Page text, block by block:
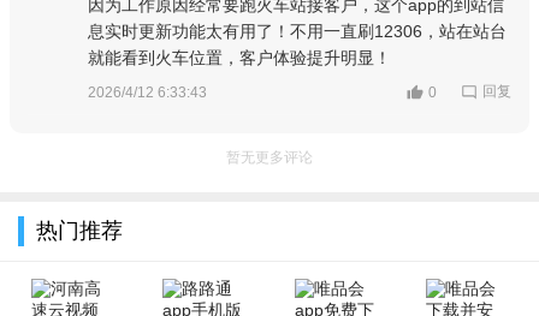
因为工作原因经常要跑火车站接客户，这个app的到站信
息实时更新功能太有用了！不用一直刷12306，站在站台
就能看到火车位置，客户体验提升明显！
2026/4/12 6:33:43 0 回复
暂无更多评论
热门推荐